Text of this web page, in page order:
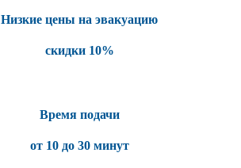
Низкие цены на эвакуацию
скидки 10%
Время подачи
от 10 до 30 минут